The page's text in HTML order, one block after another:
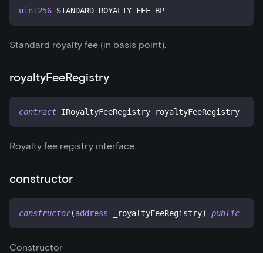
uint256 STANDARD_ROYALTY_FEE_BP
Standard royalty fee (in basis point).
royaltyFeeRegistry
contract IRoyaltyFeeRegistry royaltyFeeRegistry
Royalty fee registry interface.
constructor
constructor(address _royaltyFeeRegistry) public
Constructor